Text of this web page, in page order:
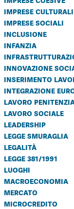
imprese culturali
imprese sociali
inclusione
infanzia
innovazione
inserimento
integrazione
lavoro
lavoro sociale
leadership
legge smuraglia
legalità
legge 381/1991
luoghi
macroeconomia
mercato
microcredito